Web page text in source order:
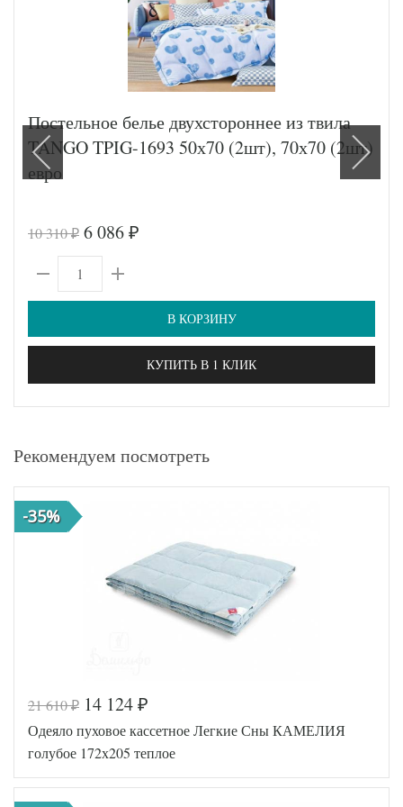
Постельное белье двухстороннее из твила
TANGO TPIG-1693 50х70 (2шт), 70х70 (2шт)
евро
10 310₽ 6 086 ₽
В КОРЗИНУ
КУПИТЬ В 1 КЛИК
Рекомендуем посмотреть
-35%
21 610₽ 14 124 ₽
Одеяло пуховое кассетное Легкие Сны КАМЕЛИЯ
голубое 172х205 теплое